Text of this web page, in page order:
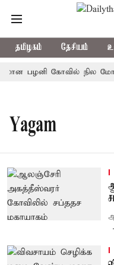
தமிழகம் தேசியம்
பழனி கோவில் நில
Yagam